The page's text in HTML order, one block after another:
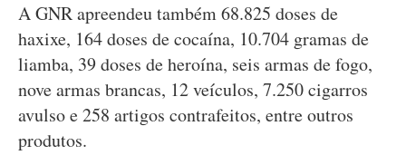
A GNR apreendeu também 68.825 doses de
haxixe, 164 doses de cocaína, 10.704 gramas de
liamba, 39 doses de heroína, seis armas de fogo,
nove armas brancas, 12 veículos, 7.250 cigarros
avulso e 258 artigos contrafeitos, entre outros
produtos.